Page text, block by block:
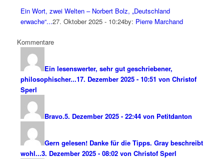
Ein Wort, zwei Welten – Norbert Bolz, „Deutschland
erwache“...27. Oktober 2025 - 10:24by: Pierre Marchand
Kommentare
Ein lesenswerter, sehr gut geschriebener,
philosophischer...17. Dezember 2025 - 10:51 von Christof
Sperl
Bravo.5. Dezember 2025 - 22:44 von Petitdanton
Gern gelesen! Danke für die Tipps. Gray beschreibt
wohl...3. Dezember 2025 - 08:02 von Christof Sperl